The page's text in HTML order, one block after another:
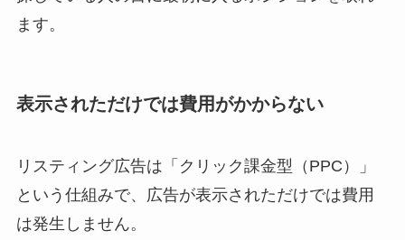
ます。
表示されただけでは費用がかからない
リスティング広告は「クリック課金型（PPC）」
という仕組みで、広告が表示されただけでは費用
は発生しません。